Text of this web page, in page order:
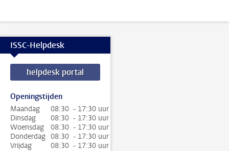
ISSC-Helpdesk
helpdesk portal
Openingstijden
Maandag
08:30 - 17:30 uur
Dinsdag
08:30 - 17:30 uur
Woensdag
08:30 - 17:30 uur
Donderdag 08:30 - 17:30 uur
Vrijdag
08:30 - 17:30 uur